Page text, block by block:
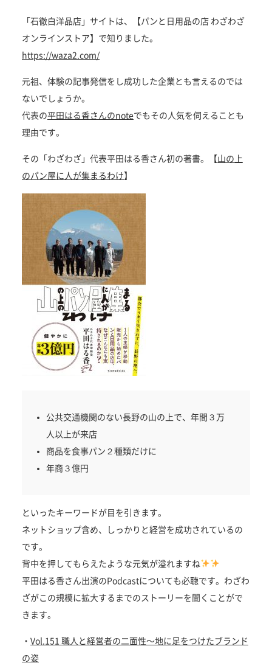
「石徹白洋品店」サイトは、【パンと日用品の店 わざわざ
オンラインストア】で知りました。
https://waza2.com/
元祖、体験の記事発信をし成功した企業とも言えるのでは
ないでしょうか。
代表の平田はる香さんのnoteでもその人気を伺えることも
理由です。
その「わざわざ」代表平田はる香さん初の著書。【 山の上
のパン屋に人が集まるわけ 】
公共交通機関のない長野の山の上で、年間３万
人以上が来店
商品を食事パン２種類だけに
年商３億円
といったキーワードが目を引きます。
ネットショップ含め、しっかりと経営を成功されているの
です。
背中を押してもらえたような元気が溢れますね
平田はる香さん出演のPodcastについても必聴です。わざわ
ざがこの規模に拡大するまでのストーリーを聞くことがで
きます。
・ Vol.151 職人と経営者の二面性〜地に足をつけたブランド
の姿